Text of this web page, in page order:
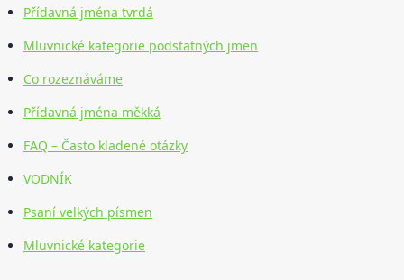
Přídavná jména tvrdá
Mluvnické kategorie podstatných jmen
Co rozeznáváme
Přídavná jména měkká
FAQ – Často kladené otázky
VODNÍK
Psaní velkých písmen
Mluvnické kategorie